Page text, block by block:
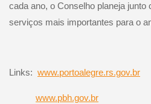
cada ano, o Conselho planeja
serviços mais importantes para o
Links: www.portoalegre.rs.gov.br
www.pbh.gov.br